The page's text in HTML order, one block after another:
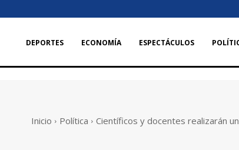
DEPORTES ECONOMÍA ESPECTÁCULOS
Inicio Política Científicos y docentes realizarán